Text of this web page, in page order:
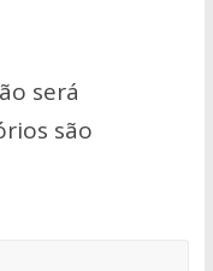
será
são